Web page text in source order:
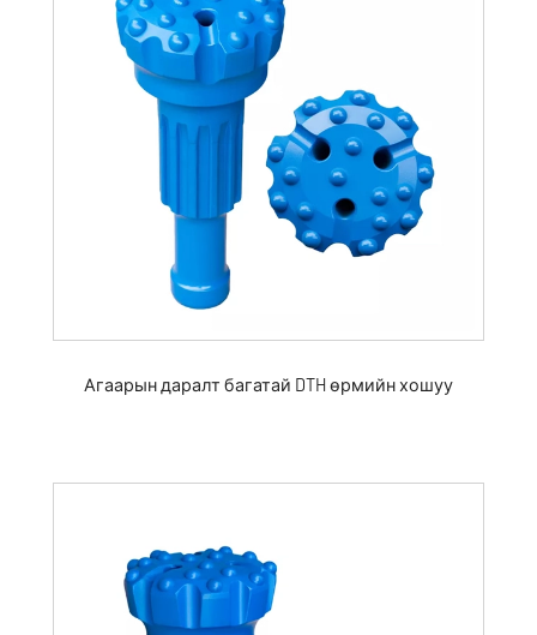
Агаарын даралт багатай DTH өрмийн хошуу